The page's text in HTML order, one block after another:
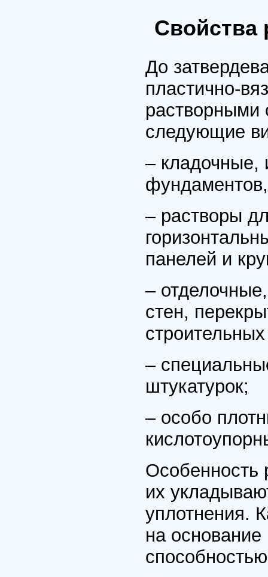
Свойства
До
пластично-
растворными
следующие
– кладочные,
– растворы
панелей и
–
стен,
–
штукатурок;
– особо
Особенность
их
уплотнения.
на